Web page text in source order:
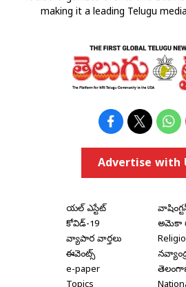
making it a leading Telugu
Advertise with
రియల్ ఎస్టేట్
కోవిడ్-19
వ్యాపార వార్తలు
ఈవెంట్స్
e-paper